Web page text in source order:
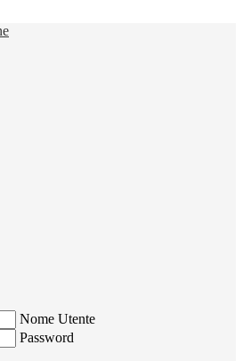
Nome Utente
Password